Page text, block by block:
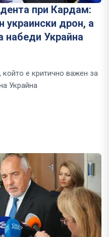
при Кардам:
дрон, а
набеди Украйна
е критично важен за
Украйна